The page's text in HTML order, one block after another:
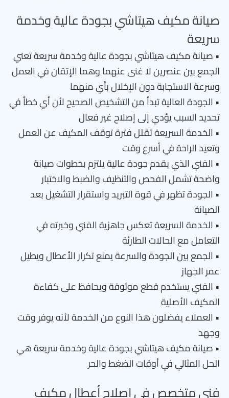
صيانة مكيف هيتاشي بجودة عالية وخدمة
سريعة
• صيانة مكيف هيتاشي بجودة عالية وخدمة سريعة تعني
الجمع بين عنصرين لا غنى عنهما وهما الإتقان في العمل
وسرعة الاستجابة دون الإخلال بأي منهما
• الجودة العالية تبدأ من التشخيص الصحيح لأن أي خطأ في
تحديد السبب يؤدي إلى إصلاح غير فعال
• الخدمة السريعة تقلل فترة توقف المكيف عن العمل
وتعيد الراحة في أسرع وقت
• الفني الذي يقدم جودة عالية يلتزم بخطوات صيانة
واضحة تشمل الفحص والتنظيف والضبط والاختبار
• الجودة تظهر في قوة التبريد واستقرار التشغيل بعد
الصيانة
• الخدمة السريعة تعكس جاهزية الفني وخبرته في
التعامل مع الحالات الطارئة
• الجمع بين الجودة والسرعة يمنع تكرار الأعطال ويطيل
عمر الجهاز
• الفني يستخدم قطع موثوقة ويحافظ على كفاءة
المكيف الأصلية
• العملاء يفضلون هذا النوع من الخدمة لأنه يوفر وقت
وجهد
• صيانة مكيف هيتاشي بجودة عالية وخدمة سريعة هي
الحل المثالي في أوقات الضغط والحر
فني متخصص في إصلاح أعطال مكيف